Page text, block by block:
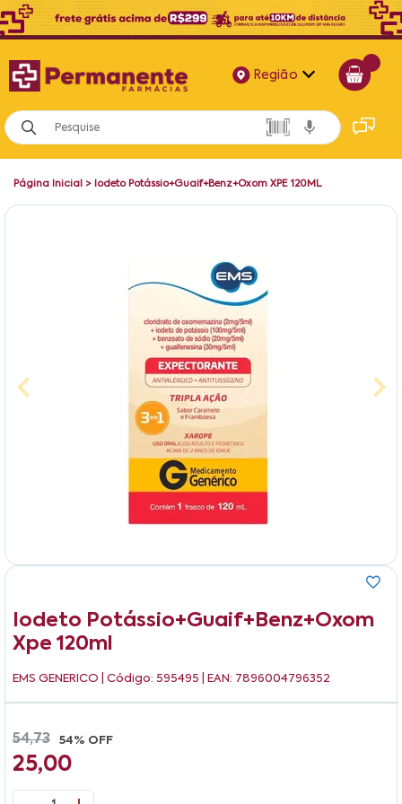
Região
Alagoas
Bahia
Página Inicial > Iodeto Potássio+Guaif+Benz+Oxom XPE 120ML
Iodeto Potássio+guaif+benz+oxom
Xpe 120ml
EMS GENERICO | Código: 595495 | EAN: 7896004796352
54,73 54% OFF
25,00